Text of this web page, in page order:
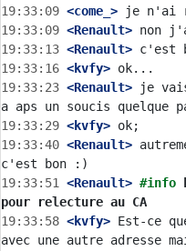
19:33:09 <come_>
19:33:09 <Renault>
19:33:13 <Renault>
19:33:16 <kvfy>
19:33:23 <Renault> je
19:33:29 <kvfy>
19:33:40 <Renault>
19:33:51
<Renault> #info
pour relecture au CA
19:33:58 <kvfy> Est-ce